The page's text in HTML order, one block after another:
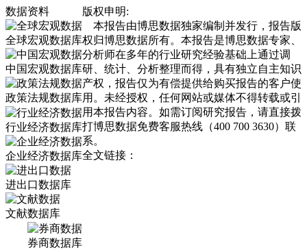
数据资料
全球宏观数据库
中国宏观数据库
政策法规数据库
行业经济数据库
企业经济数据库
进出口数据库
文献数据库
券商数据库
版权申明:
本报告由博思数据独家编制并发行，报告版
权归博思数据所有。本报告是博思数据专家、
分析师在多年的行业研究经验基础上通过调
研、统计、分析整理而得，具有独立自主知识
产权，报告仅为有偿提供给购买报告的客户使
用。未经授权，任何网站或媒体不得转载或引
用本报告内容。如需订阅研究报告，请直接拨
打博思数据免费客服热线（400 700 3630）联
系。
全文链接：